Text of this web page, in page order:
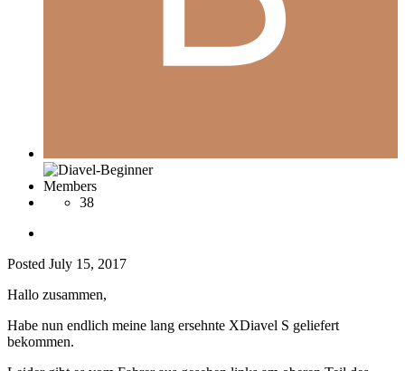
Members
38
Posted July 15, 2017
Hallo zusammen,
Habe nun endlich meine lang ersehnte XDiavel S geliefert
bekommen.